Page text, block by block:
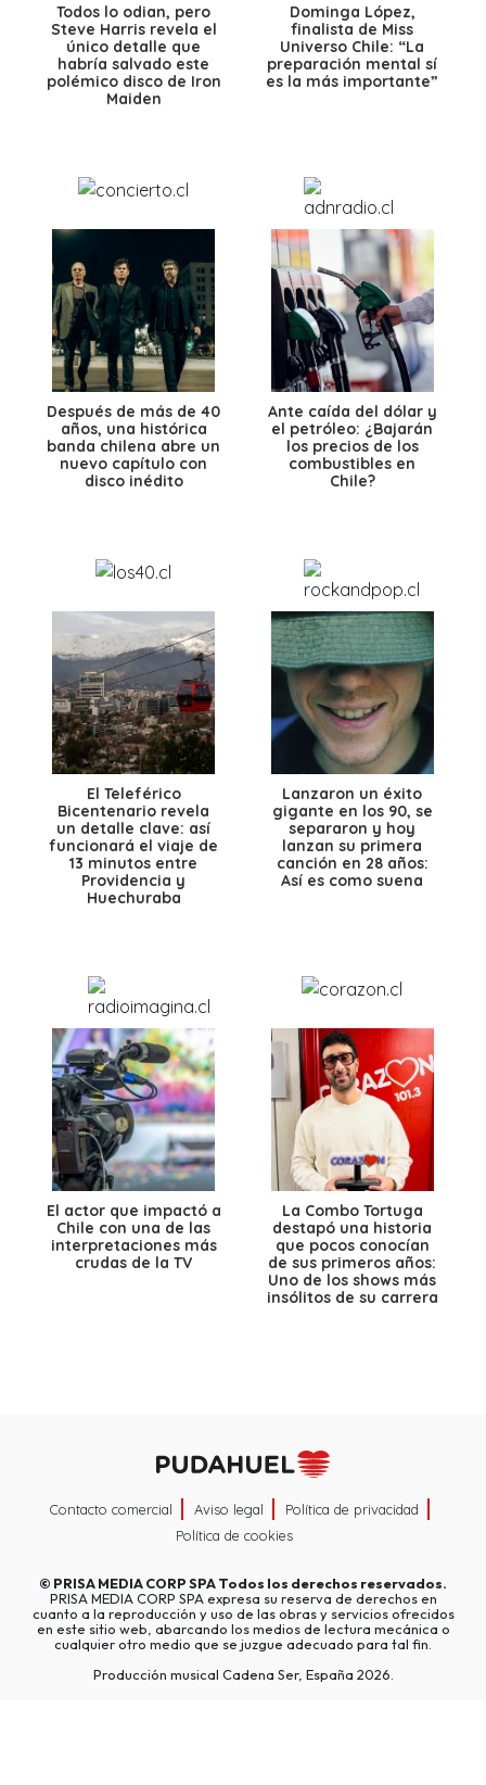
Todos lo odian, pero
Steve Harris revela el
único detalle que
habría salvado este
polémico disco de Iron
Maiden
Dominga López,
finalista de Miss
Universo Chile: “La
preparación mental sí
es la más importante”
Después de más de 40
años, una histórica
banda chilena abre un
nuevo capítulo con
disco inédito
Ante caída del dólar y
el petróleo: ¿Bajarán
los precios de los
combustibles en
Chile?
El Teleférico
Bicentenario revela
un detalle clave: así
funcionará el viaje de
13 minutos entre
Providencia y
Huechuraba
Lanzaron un éxito
gigante en los 90, se
separaron y hoy
lanzan su primera
canción en 28 años:
Así es como suena
El actor que impactó a
Chile con una de las
interpretaciones más
crudas de la TV
La Combo Tortuga
destapó una historia
que pocos conocían
de sus primeros años:
Uno de los shows más
insólitos de su carrera
Contacto comercial Aviso legal
Política de privacidad
Política de cookies
© PRISA MEDIA CORP SPATodos los derechos reservados.
PRISA MEDIA CORP SPA expresa su reserva de derechos en
cuanto a la reproducción y uso de las obras y servicios ofrecidos
en este sitio web, abarcando los medios de lectura mecánica o
cualquier otro medio que se juzgue adecuado para tal fin.
Producción musical Cadena Ser, España 2026.